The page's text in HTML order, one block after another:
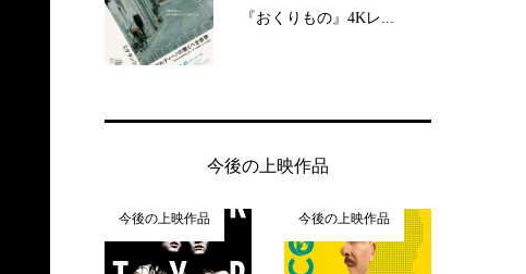
『おくりもの』4Kレ...
今後の上映作品
今後の上映作品 今後の上映作品